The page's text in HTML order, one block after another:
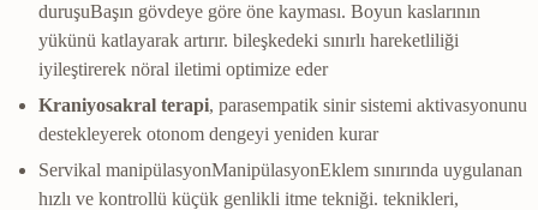
duruşuBaşın gövdeye göre öne kayması. Boyun kaslarının
yükünü katlayarak artırır. bileşkedeki sınırlı hareketliliği
iyileştirerek nöral iletimi optimize eder
Kraniyosakral terapi, parasempatik sinir sistemi aktivasyonunu
destekleyerek otonom dengeyi yeniden kurar
Servikal manipülasyonManipülasyonEklem sınırında uygulanan
hızlı ve kontrollü küçük genlikli itme tekniği. teknikleri,